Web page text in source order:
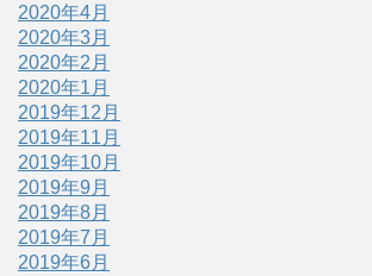
2020年4月
2020年3月
2020年2月
2020年1月
2019年12月
2019年11月
2019年10月
2019年9月
2019年8月
2019年7月
2019年6月